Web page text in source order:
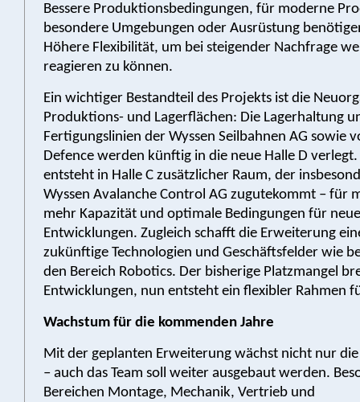
Bessere Produktionsbedingungen, für moderne
besondere Umgebungen oder Ausrüstung
Höhere Flexibilität, um bei steigender Nachfrage
reagieren zu können.
Ein wichtiger Bestandteil des Projekts ist die
Produktions- und Lagerflächen: Die Lagerhaltung
Fertigungslinien der Wyssen Seilbahnen AG sowie
Defence werden künftig in die neue Halle D
entsteht in Halle C zusätzlicher Raum, der
Wyssen Avalanche Control AG zugutekommt – für
mehr Kapazität und optimale Bedingungen für neue
Entwicklungen. Zugleich schafft die Erweiterung
zukünftige Technologien und Geschäftsfelder wie
den Bereich Robotics. Der bisherige Platzmangel
Entwicklungen, nun entsteht ein flexibler Rahmen
Wachstum für die kommenden Jahre
Mit der geplanten Erweiterung wächst nicht nur
– auch das Team soll weiter ausgebaut werden.
Bereichen Montage, Mechanik, Vertrieb und